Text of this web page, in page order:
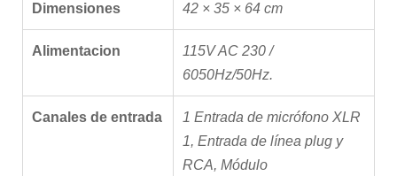
Dimensiones 42 × 35 × 64 cm
Alimentacion
115V AC 230 /
6050Hz/50Hz.
Canales de entrada
1 Entrada de micrófono XLR
1, Entrada de línea plug y
RCA, Módulo